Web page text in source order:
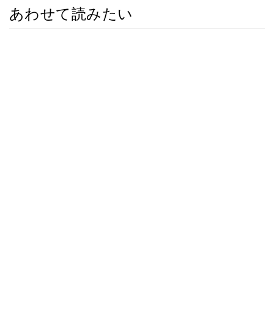
あわせて読みたい